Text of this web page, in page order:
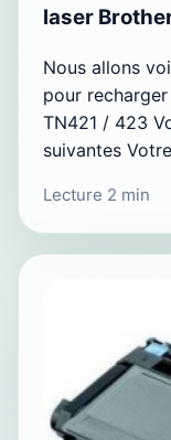
laser
Nous allons
pour
TN421 / 423
suivantes
Lecture 2 min